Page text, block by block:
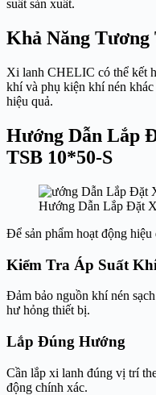
suất sản xuất.
Khả Năng Tương
Xi lanh CHELIC có thể kết
khí và phụ kiện khí nén
hiệu quả.
Hướng Dẫn Lắp
TSB 10*50-S
Hướng Dẫn Lắp Đặt
Để sản phẩm hoạt động
Kiểm Tra Áp Suất
Đảm bảo nguồn khí nén
hư hỏng thiết bị.
Lắp Đúng Hướng
Cần lắp xi lanh đúng vị trí
động chính xác.